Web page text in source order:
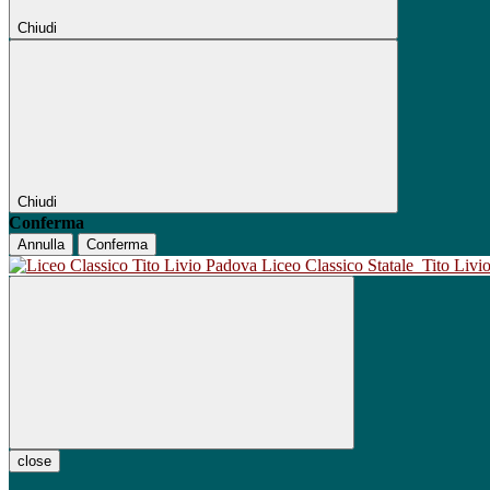
Chiudi
Chiudi
Conferma
Annulla Conferma
Liceo Classico Statale Tito Livio
close